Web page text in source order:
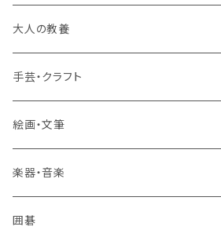
旅行業務取扱管理者講座
その他 旅行・流通
大人の教養
手芸・クラフト
絵画・文筆
楽器・音楽
囲碁